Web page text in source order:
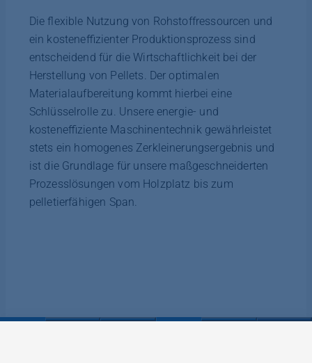
Die flexible Nutzung von Rohstoffressourcen und
ein kosteneffizienter Produktionsprozess sind
entscheidend für die Wirtschaftlichkeit bei der
Herstellung von Pellets. Der optimalen
Materialaufbereitung kommt hierbei eine
Schlüsselrolle zu. Unsere energie- und
kosteneffiziente Maschinentechnik gewährleistet
stets ein homogenes Zerkleinerungsergebnis und
ist die Grundlage für unsere maßgeschneiderten
Prozesslösungen vom Holzplatz bis zum
pelletierfähigen Span.